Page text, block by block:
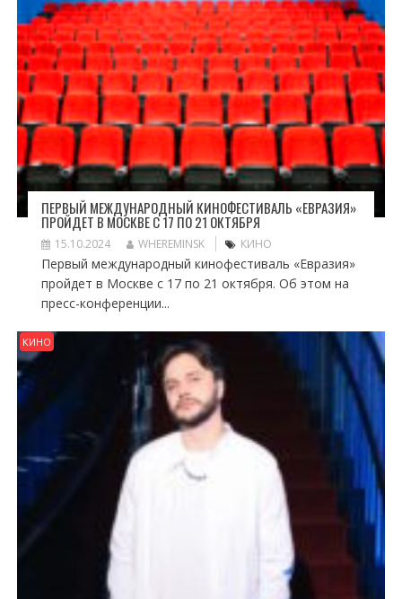
ПЕРВЫЙ МЕЖДУНАРОДНЫЙ КИНОФЕСТИВАЛЬ «ЕВРАЗИЯ»
ПРОЙДЕТ В МОСКВЕ С 17 ПО 21 ОКТЯБРЯ
15.10.2024 WHEREMINSK КИНО
Первый международный кинофестиваль «Евразия»
пройдет в Москве с 17 по 21 октября. Об этом на
пресс-конференции...
КИНО